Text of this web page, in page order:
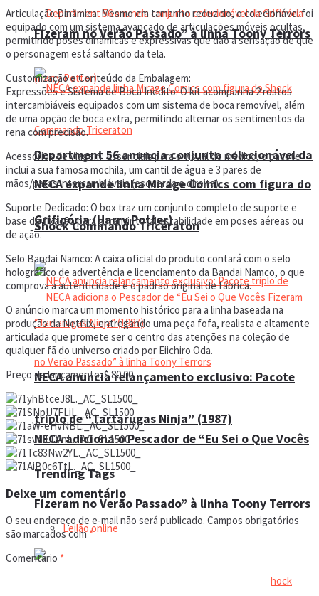
Department 56 anuncia conjunto colecionável da
Grifinória (Harry Potter)
NECA adiciona o Pescador de “Eu Sei o Que Vocês
Fizeram no Verão Passado” à linha Toony Terrors
Fizeram no Verão Passado” à linha Toony Terrors
NECA expande linha Mirage Comics com figura do
Shock Commando Triceraton
NECA anuncia relançamento exclusivo: Pacote
triplo de “Tartarugas Ninja” (1987)
Trending Tags
Leilão online
Boneco de ação
Articulação Dinâmica: Mesmo em tamanho reduzido, o colecionável foi
equipado com um sistema avançado de articulações móveis ocultas,
permitindo poses dinâmicas e expressivas que dão a sensação de que
o personagem está saltando da tela.
Customização e Conteúdo da Embalagem:
Expressões e Sistema de Boca Inédito: O kit acompanha 2 rostos
intercambiáveis equipados com um sistema de boca removível, além
de uma opção de boca extra, permitindo alternar os sentimentos da
rena com precisão.
Acessórios de Viagem: Essenciais para o visual do médico, o pacote
inclui a sua famosa mochila, um cantil de água e 3 pares de
mãos/patas intercambiáveis (esquerda e direita).
Suporte Dedicado: O box traz um conjunto completo de suporte e
base de fixação para garantir total estabilidade em poses aéreas ou
de ação.
Selo Bandai Namco: A caixa oficial do produto contará com o selo
holográfico de advertência e licenciamento da Bandai Namco, o que
comprova a autenticidade e o padrão original de fábrica.
O anúncio marca um momento histórico para a linha baseada na
produção da Netflix, entregando uma peça fofa, realista e altamente
articulada que promete ser o centro das atenções na coleção de
qualquer fã do universo criado por Eiichiro Oda.
Preço de lançamento: $ 80.00
Deixe um comentário
O seu endereço de e-mail não será publicado. Campos obrigatórios
são marcados com*
Comentário *